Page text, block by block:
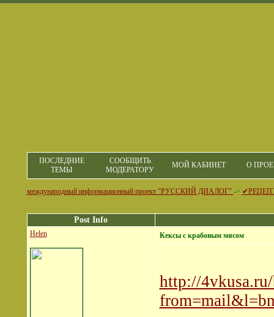
ПОСЛЕДНИЕ
ТЕМЫ
СООБЩИТЬ
МОДЕРАТОРУ
МОЙ КАБИНЕТ О
международный информационный проект "РУССКИЙ ДИАЛОГ" ->
Post Info
Helen Кексы с крабовым мясом
http://